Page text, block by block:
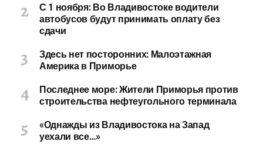
С 1 ноября: Во Владивостоке водители
автобусов будут принимать оплату без
сдачи
Здесь нет посторонних: Малоэтажная
Америка в Приморье
Последнее море: Жители Приморья против
строительства нефтеугольного терминала
«Однажды из Владивостока на Запад
уехали все…»